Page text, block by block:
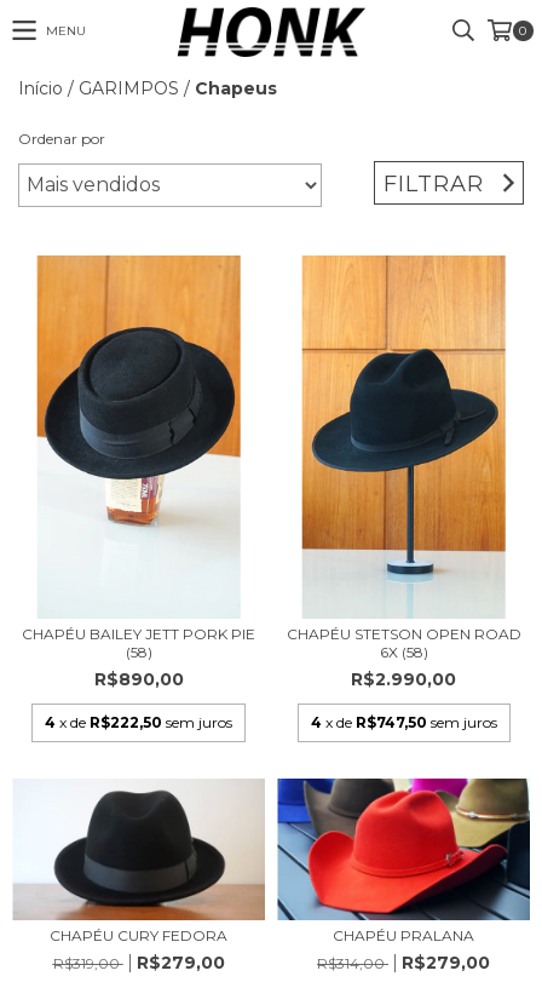
MENU 0
Início / GARIMPOS / Chapeus
Ordenar por
FILTRAR
CHAPÉU BAILEY JETT PORK PIE
(58)
R$890,00
4 x de R$222,50 sem juros
CHAPÉU STETSON OPEN ROAD
6X (58)
R$2.990,00
4 x de R$747,50 sem juros
CHAPÉU CURY FEDORA
R$319,00
R$279,00
CHAPÉU PRALANA
R$314,00
R$279,00